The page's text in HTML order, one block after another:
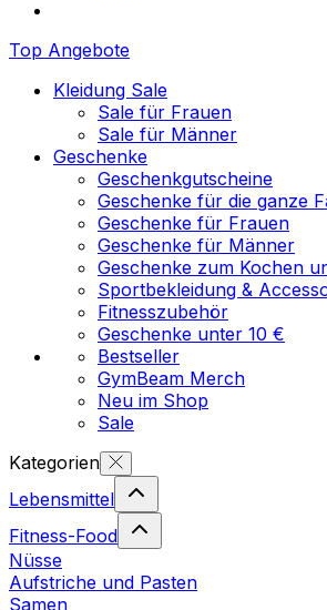
Top Angebote
Kleidung Sale
Sale für Frauen
Sale für Männer
Geschenke
Geschenkgutscheine
Geschenke für die ganze
Geschenke für Frauen
Geschenke für Männer
Geschenke zum Kochen
Sportbekleidung &
Fitnesszubehör
Geschenke unter 10 €
Bestseller
GymBeam Merch
Neu im Shop
Sale
Kategorien
Lebensmittel
Fitness-Food
Nüsse
Aufstriche und Pasten
Samen